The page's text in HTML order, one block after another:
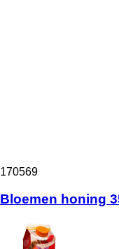
170569
Bloemen honing